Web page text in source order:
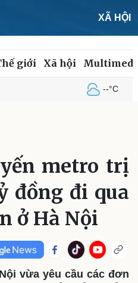
XÃ HỘI
giới Xã hội
--°C
Tin 24h
Dự báo thời tiết
Giáo dục
Dấu ấn VOV
Việc làm
Biển đảo
metro trị
đồng đi qua
ở Hà Nội
vừa yêu cầu các đơn